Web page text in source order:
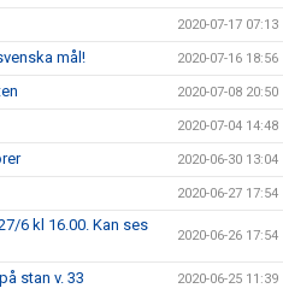
2020-07-17 07:13
mål! 2020-07-16 18:56
2020-07-08 20:50
2020-07-04 14:48
2020-06-30 13:04
2020-06-27 17:54
6 kl 16.00. Kan ses
2020-06-26 17:54
stan v. 33 2020-06-25 11:39